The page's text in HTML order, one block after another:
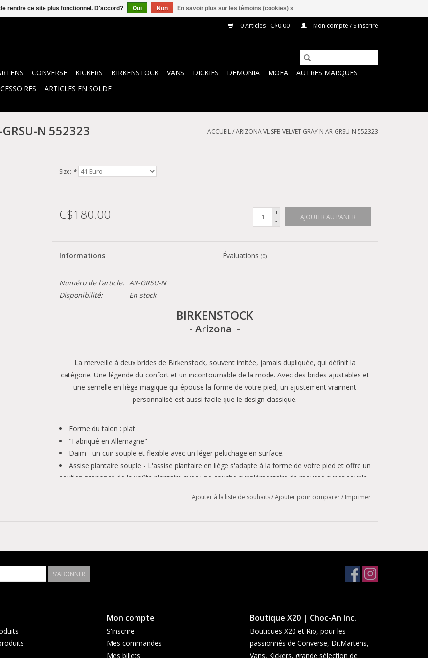
0 Articles - C$0.00 Mon compte / S'inscrire
CONVERSE KICKERS BIRKENSTOCK VANS DICKIES DEMONIA MOEA
AUTRES MARQUES
ARTICLES EN SOLDE
N 552323 ACCUEIL/ARIZONA VL SFB VELVET GRAY N AR-GRSU-N 552323
Size: *
C$180.00
+
-
AJOUTER AU PANIER
Informations Évaluations(0)
Numéro de l'article: AR-GRSU-N
Disponibilité:
En stock
BIRKENSTOCK
- Arizona -
La merveille à deux brides de Birkenstock, souvent imitée, jamais dupliquée, qui définit la
catégorie. Une légende du confort et un incontournable de la mode. Avec des brides ajustables et
une semelle en liège magique qui épouse la forme de votre pied, un ajustement vraiment
personnalisé est aussi facile que le design classique.
Forme du talon : plat
"Fabriqué en Allemagne"
Daim - un cuir souple et flexible avec un léger peluchage en surface.
Assise plantaire souple - L'assise plantaire en liège s'adapte à la forme de votre pied et offre un
soutien prononcé de la voûte plantaire avec une couche supplémentaire de mousse super souple,
Semelle légère en EVA pour l'amortissement et l'absorption des chocs.
Ajouter à la liste de souhaits/Ajouter pour comparer/ Imprimer
S'ABONNER
Mon compte
S'inscrire
Mes commandes
Mes billets
Boutique X20 | Choc-An Inc.
Boutiques X20 et Rio, pour les
passionnés de Converse, Dr.Martens,
Vans, Kickers, grande sélection de
rendre ce site plus fonctionnel. D'accord? Oui Non En savoir plus sur les témoins (cookies) »